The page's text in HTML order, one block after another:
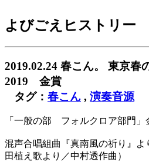
よびごえヒストリー
2019.02.24 春こん。 東京春
2019 金賞
タグ： 春こん , 演奏音源
「一般の部 フォルクロア部門」
混声合唱組曲『真南風の祈り』よ
田植え歌より／中村透作曲）